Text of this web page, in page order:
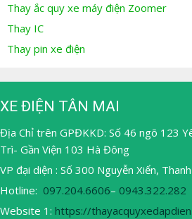
Thay ắc quy xe máy điện Zoomer
Thay IC
Thay pin xe điện
XE ĐIỆN TÂN MAI
Địa Chỉ trên GPĐKKD: Số 46 ngõ 123
Trì- Gần Viện 103 Hà Đông
VP đại diện : Số 300 Nguyễn Xiển,
Hotline: 097.204.6606– 0943.322.282
Website 1: https://